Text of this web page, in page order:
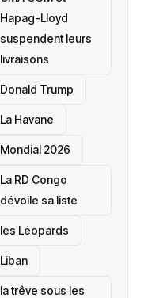
Hapag-Lloyd
suspendent leurs
livraisons
Donald Trump
La Havane
Mondial 2026
La RD Congo
dévoile sa liste
les Léopards
‎Liban
la trêve sous les